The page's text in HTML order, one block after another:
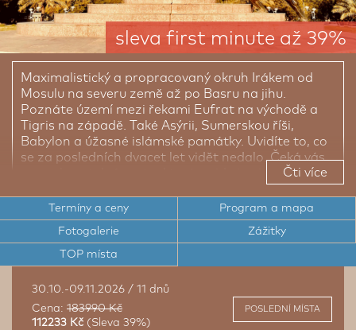
sleva first minute až 39%
Maximalistický a propracovaný okruh Irákem od
Mosulu na severu země až po Basru na jihu.
Poznáte území mezi řekami Eufrat na východě a
Tigris na západě. Také Asýrii, Sumerskou říši,
Babylon a úžasné islámské památky. Uvidíte to, co
se za posledních dvacet let vidět nedalo. Čeká vás
neopakovatelná cesta, která se jde jen jednou za
První v České republice a na Slovensku
Nejrozsáhlejší poznávací program
Více zážitků = větší pochopení
Lepší služby – hotely, restaurace, průvodci
Čti více
Termíny a ceny Program a mapa
Fotogalerie Zážitky
TOP místa
30.10.-09.11.2026 / 11 dnů
Cena: 183990 Kč
112233 Kč (Sleva 39%)
POSLEDNÍ MÍSTA